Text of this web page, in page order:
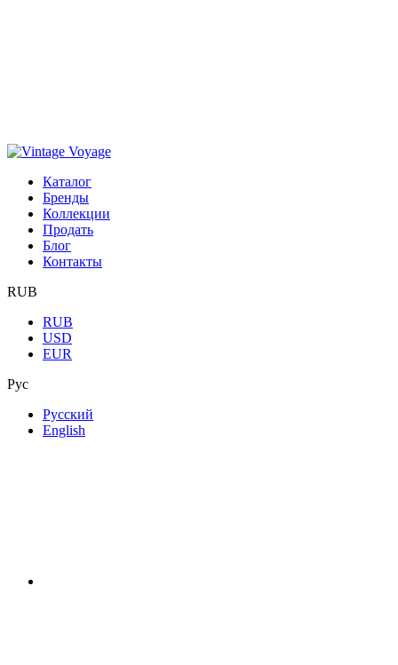
Каталог
Бренды
Коллекции
Продать
Блог
Контакты
RUB
RUB
USD
EUR
Рус
Русский
English